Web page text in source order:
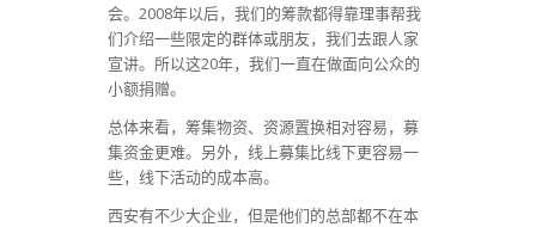
会。2008年以后，我们的筹款都得靠理事帮我
们介绍一些限定的群体或朋友，我们去跟人家
宣讲。所以这20年，我们一直在做面向公众的
小额捐赠。
总体来看，筹集物资、资源置换相对容易，募
集资金更难。另外，线上募集比线下更容易一
些，线下活动的成本高。
西安有不少大企业，但是他们的总部都不在本